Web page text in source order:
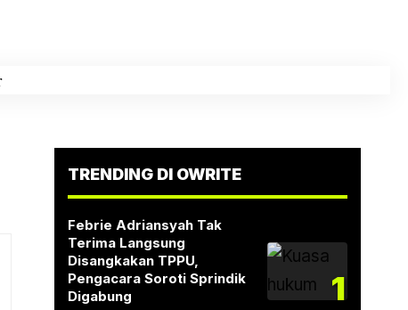
TRENDING DI OWRITE
Febrie Adriansyah Tak
Terima Langsung
Disangkakan TPPU,
Pengacara Soroti Sprindik
Digabung
1